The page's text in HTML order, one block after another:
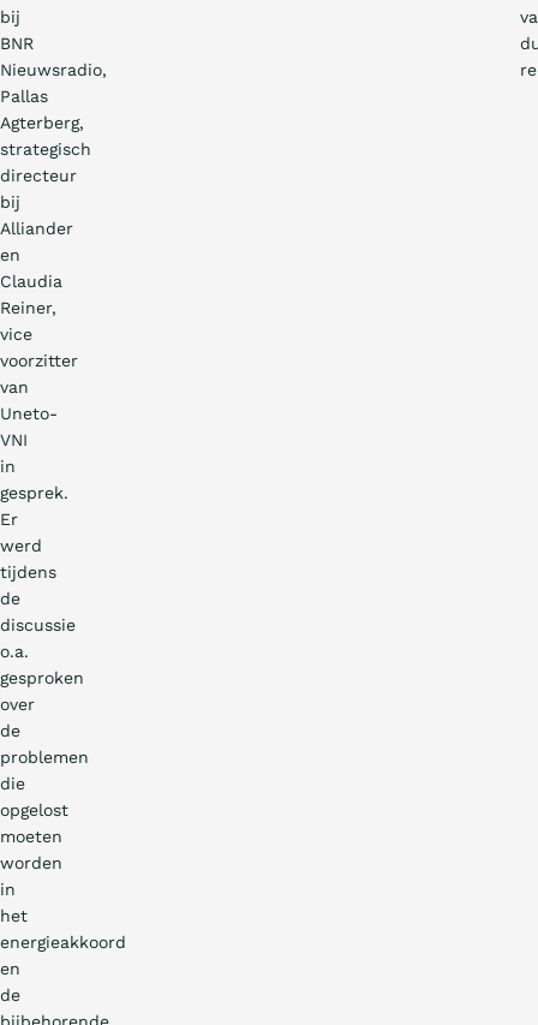
bij
BNR
Nieuwsradio,
Pallas
Agterberg,
strategisch
directeur
bij
Alliander
en
Claudia
Reiner,
vice
voorzitter
van
Uneto-
VNI
in
gesprek.
Er
werd
tijdens
de
discussie
o.a.
gesproken
over
de
problemen
die
opgelost
moeten
worden
in
het
energieakkoord
en
de